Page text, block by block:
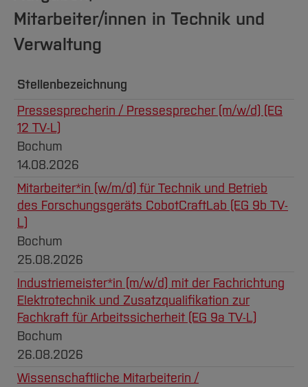
Arbeiten im FB G
Forschung und Projekte
International
Team
Service
Studiengänge
Studieninteressierte
Aktuelles
Fachgruppen
Forschung und Entwicklung
International
Team
Service
Amtliche Bekanntmachungen
Notfall-Infos
BO Shop
Familiengerechte Hochschule
Diskriminierungsfreie Hochschule
Vertretungen
Hochschulbibliothek
Hochschulkommunikation
Medienzentrum
qed-Stiftung
Zentrale Studienberatung
Mitarbeiter/innen in Technik und
Verwaltung
Stellenbezeichnung
Pressesprecherin / Pressesprecher (m/w/d) (EG
12 TV-L)
Bochum
14.08.2026
Mitarbeiter*in (w/m/d) für Technik und Betrieb
des Forschungsgeräts CobotCraftLab (EG 9b TV-
L)
Bochum
25.08.2026
Industriemeister*in (m/w/d) mit der Fachrichtung
Elektrotechnik und Zusatzqualifikation zur
Fachkraft für Arbeitssicherheit (EG 9a TV-L)
Bochum
26.08.2026
Wissenschaftliche Mitarbeiterin /